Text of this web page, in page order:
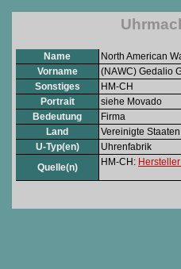
Name
North American
Vorname
(NAWC) Gedalio
Sonstiges
HM-CH
Portrait
siehe Movado
Bedeutung
Firma
Land
Vereinigte
U-Typ(en)
Uhrenfabrik
Quelle(n)
HM-CH: